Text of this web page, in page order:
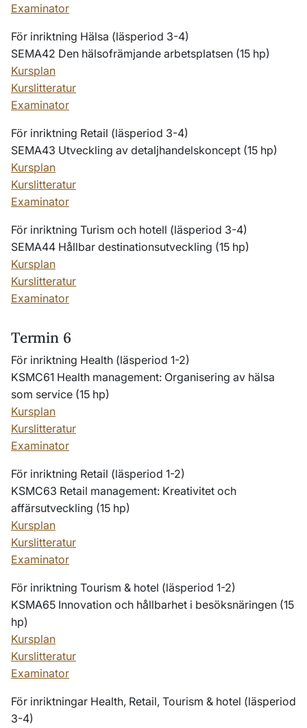
Examinator
För inriktning Hälsa (läsperiod 3-4)
SEMA42 Den hälsofrämjande arbetsplatsen (15 hp)
Kursplan
Kurslitteratur
Examinator
För inriktning Retail (läsperiod 3-4)
SEMA43 Utveckling av detaljhandelskoncept (15 hp)
Kursplan
Kurslitteratur
Examinator
För inriktning Turism och hotell (läsperiod 3-4)
SEMA44 Hållbar destinationsutveckling (15 hp)
Kursplan
Kurslitteratur
Examinator
Termin 6
För inriktning Health (läsperiod 1-2)
KSMC61 Health management: Organisering av hälsa
som service (15 hp)
Kursplan
Kurslitteratur
Examinator
För inriktning Retail (läsperiod 1-2)
KSMC63 Retail management: Kreativitet och
affärsutveckling (15 hp)
Kursplan
Kurslitteratur
Examinator
För inriktning Tourism & hotel (läsperiod 1-2)
KSMA65 Innovation och hållbarhet i besöksnäringen (15
hp)
Kursplan
Kurslitteratur
Examinator
För inriktningar Health, Retail, Tourism & hotel (läsperiod
3-4)